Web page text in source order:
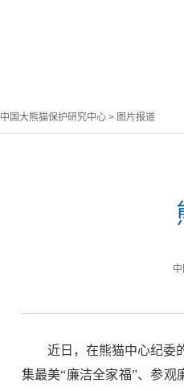
中国大熊猫保护研究中心 > 图片报道
近日，在熊猫中心纪委
集最美“廉洁全家福”、参观